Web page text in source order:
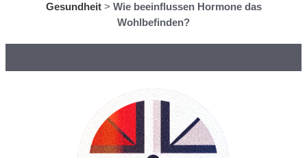
Gesundheit> Wie beeinflussen Hormone das
Wohlbefinden?